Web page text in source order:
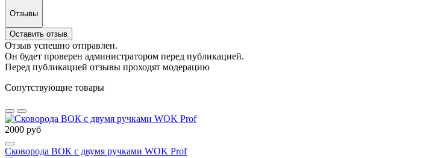
Отзывы
Оставить отзыв
Отзыв успешно отправлен.
Он будет проверен администратором перед публикацией.
Перед публикацией отзывы проходят модерацию
Сопутствующие товары
2000 руб
Сковорода ВОК с двумя ручками WOK Prof